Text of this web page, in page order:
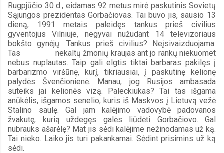
Rugpjūčio 30 d., eidamas 92 metus mirė paskutinis Sovietų
Sąjungos prezidentas Gorbačiovas. Tai buvo jis, sausio 13
dieną, 1991 metais paleidęs tankus prieš civilius
gyventojus Vilniuje, negyvai nužudant 14 televizoriaus
bokšto gynėjų. Tankus prieš civilius? Neįsivaizduojama.
Tas                nekaltų žmonių kraujas ant jo rankų niekuomet
nebus nuplautas. Taip gali elgtis tiktai barbaras pakilęs į
barbarizmo viršūnę, kurį, tikriausiai, į paskutinę kelionę
palydės Švenčionienė. Manau, jog Rusijos ambasada
suteiks jai kelionės vizą. Paleckiukas? Tai tas išgama
anūkėlis, išgamos senelio, kuris iš Maskvos į Lietuvą vežė
Stalino saulę. Gal jam kalėjimo vadovybė padovanos
žvakutę, kurią uždegęs galės liūdėti Gorbačiovo. Gal
nubrauks ašarėlę? Mat jis sėdi kalėjime nežinodamas už ką.
Tai nieko. Laiko jis turi pakankamai. Sėdint prisimins už ką
sėdi.